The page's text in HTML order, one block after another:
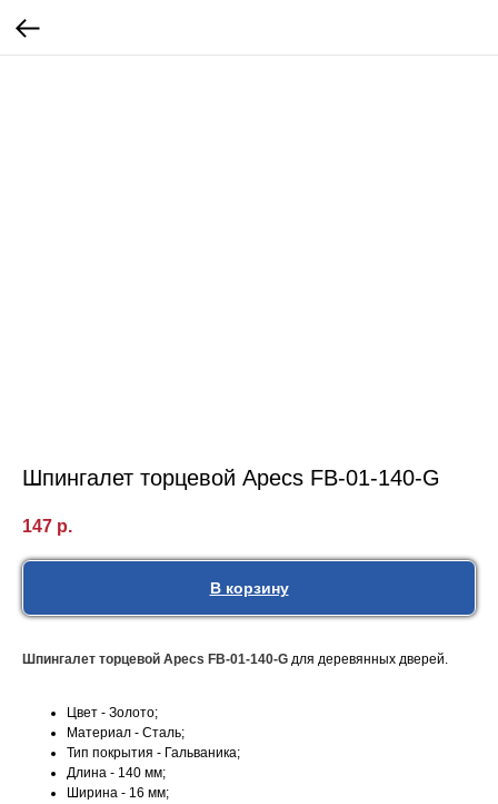
Шпингалет торцевой Apecs FB-01-140-G
147 р.
В корзину
Шпингалет торцевой Apecs FB-01-140-G для деревянных дверей.
Цвет - Золото;
Материал - Сталь;
Тип покрытия - Гальваника;
Длина - 140 мм;
Ширина - 16 мм;